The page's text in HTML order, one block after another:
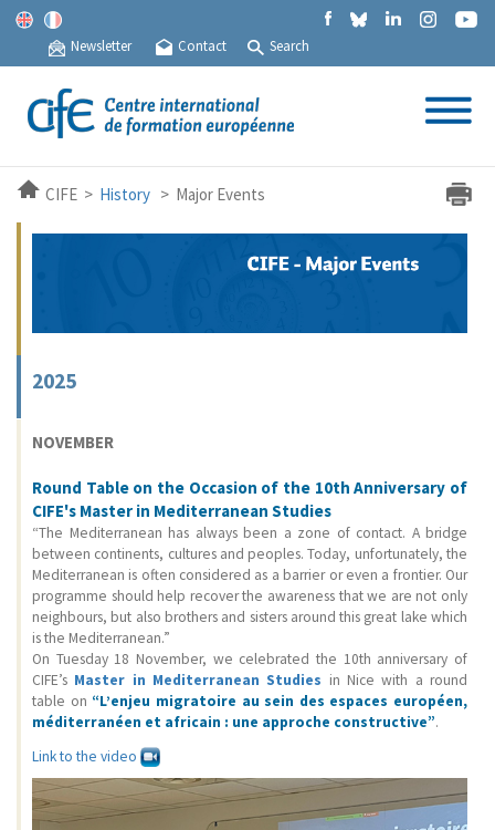
Newsletter Contact Search
CIFE > History > Major Events
2025
NOVEMBER
Round Table on the Occasion of the 10th Anniversary of
CIFE's Master in Mediterranean Studies
“The Mediterranean has always been a zone of contact. A bridge
between continents, cultures and peoples. Today, unfortunately, the
Mediterranean is often considered as a barrier or even a frontier. Our
programme should help recover the awareness that we are not only
neighbours, but also brothers and sisters around this great lake which
is the Mediterranean.”
On Tuesday 18 November, we celebrated the 10th anniversary of
CIFE’s Master in Mediterranean Studies in Nice with a round
table on “L’enjeu migratoire au sein des espaces européen,
méditerranéen et africain : une approche constructive”.
Link to the video